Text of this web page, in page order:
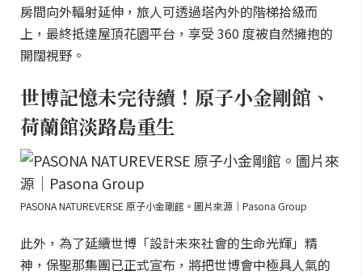
房間向外輻射延伸，旅人可透過塔內外的階梯拾級而
上，最終抵達屋頂花園平台，享受 360 度被自然擁抱的
開闊視野。
世博記憶未完待續！原子小金剛館、
荷蘭館淡路島重生
PASONA NATUREVERSE 原子小金剛館。圖片來源｜Pasona Group
此外，為了延續世博「設計未來社會的生命光輝」精
神，保聖那集團已正式宣布，將把世博會中極具人氣的